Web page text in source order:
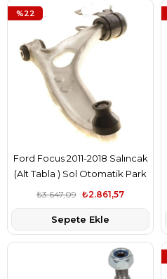
Ford Focus 2011-2018 Salıncak
(Alt Tabla ) Sol Otomatik Park
Sistemli Bsg Marka
₺2.861,57
₺3.647,09
Sepete Ekle
%22